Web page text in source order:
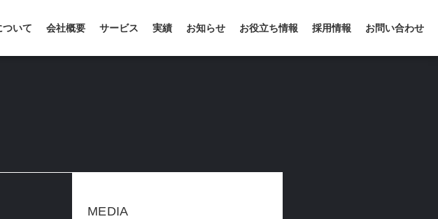
ついて 会社概要 サービス 実績 お知らせ お役立ち情報 採用情報 お問い合わせ
MEDIA